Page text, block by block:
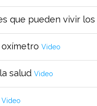
que pueden vivir
Video
salud Video
Video